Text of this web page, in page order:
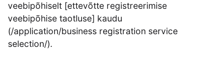
veebipõhiselt [ettevõtte registreerimise
veebipõhise taotluse] kaudu
(/application/business registration service
selection/).